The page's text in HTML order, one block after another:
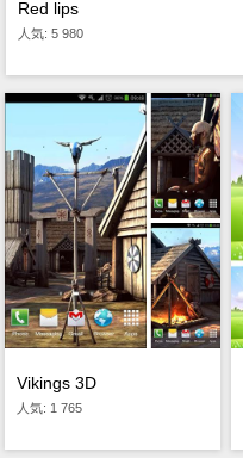
Red lips
人気: 5 980
Vikings 3D
人気: 1 765